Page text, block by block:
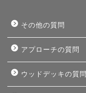
その他の質問
アプローチの質問
ウッドデッキの質問